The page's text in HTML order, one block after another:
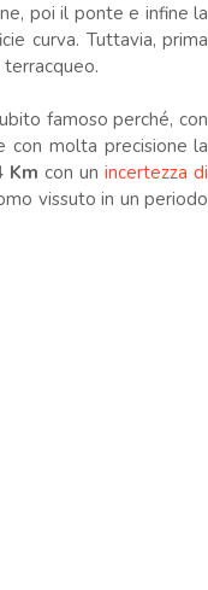
poi il ponte e infine la
curva. Tuttavia, prima
famoso perché, con
con molta precisione la
Km con unincertezza di
vissuto in un periodo